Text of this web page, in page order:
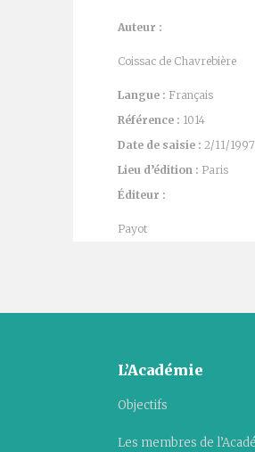
Auteur :
Coissac de Chavrebière
Langue : Français
Référence : 1014
Date de saisie : 2/11/1997
Lieu d’édition : Paris
Éditeur :
Payot
L’Académie
Objectifs
Les membres de